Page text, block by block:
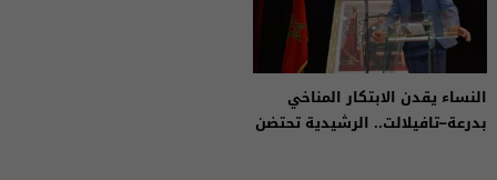
النساء يقدن الابتكار المناخي
بدرعة–تافيلالت.. الرشيدية تحتضن